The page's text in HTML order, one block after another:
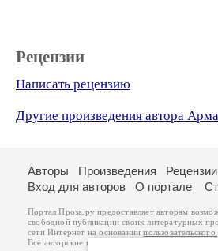
Рецензии
Написать рецензию
Другие произведения автора
Авторы Произведения Рецензии
Вход для авторов
О портале
Портал Проза.ру предоставляет авторам
свободной публикации своих литературных
сети Интернет на основании
Все авторские права на произведения